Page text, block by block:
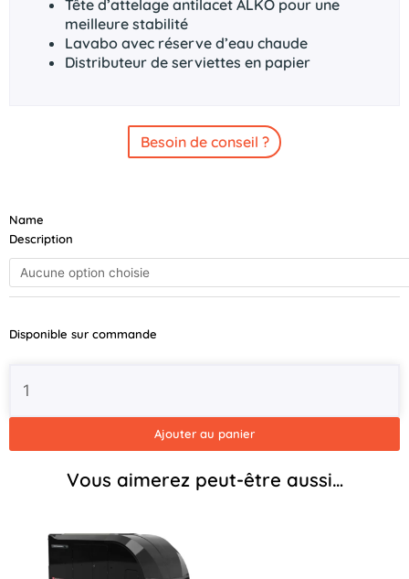
Tête d’attelage antilacet ALKO pour une
meilleure stabilité
Lavabo avec réserve d’eau chaude
Distributeur de serviettes en papier
Besoin de conseil ?
Name
Description
Disponible sur commande
de
BRIAN
JAMES
Race
RT7
550×210
3
3500kg
Ajouter au panier
Vous aimerez peut-être aussi…